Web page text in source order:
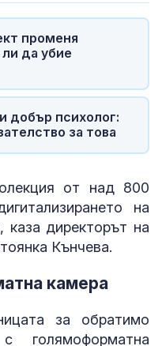
променя
да убие
добър психолог:
за това
от над 800
на
каза директорът на
Кънчева.
камера
за обратимо
голямоформатна